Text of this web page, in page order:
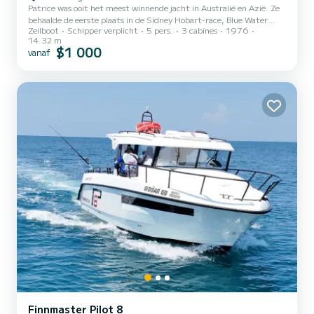
Patrice was ooit het meest winnende jacht in Australië en Azië. Ze
behaalde de eerste plaats in de Sidney Hobart-race, Blue Water
Champion of Australia, Australia to Osaka-race, Davin Amborn-
races en The Phuket Kings Cup-races. Nu is ze gepensioneerd van
de grote races en omgebouwd tot een familiecruisecharterjacht
Zeilboot Schipper verplicht 5 pers. 3 cabines
1976
14.32 m
vanaf $1 000
Finnmaster Pilot 8